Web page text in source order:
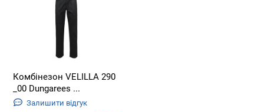
Комбінезон VELILLA 290
_00 Dungarees ...
Залишити відгук